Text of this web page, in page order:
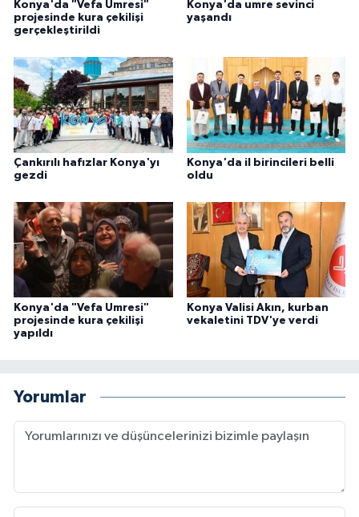
Konya'da "Vefa Umresi"
projesinde kura çekilişi
gerçekleştirildi
Konya'da umre sevinci
yaşandı
Çankırılı hafızlar Konya'yı
gezdi
Konya'da il birincileri belli
oldu
Konya'da "Vefa Umresi"
projesinde kura çekilişi
yapıldı
Konya Valisi Akın, kurban
vekaletini TDV'ye verdi
Yorumlar
Konya Müftülüğü
Kütahya Müftülüğü
Malatya Müftülüğü
Manisa Müftülüğü
Mersin Müftülüğü
Muğla Müftülüğü
Muş Müftülüğü
Niğde Müftülüğü
Ordu Müftülüğü